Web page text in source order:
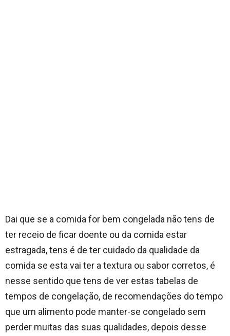
Dai que se a comida for bem congelada não tens de
ter receio de ficar doente ou da comida estar
estragada, tens é de ter cuidado da qualidade da
comida se esta vai ter a textura ou sabor corretos, é
nesse sentido que tens de ver estas tabelas de
tempos de congelação, de recomendações do tempo
que um alimento pode manter-se congelado sem
perder muitas das suas qualidades, depois desse